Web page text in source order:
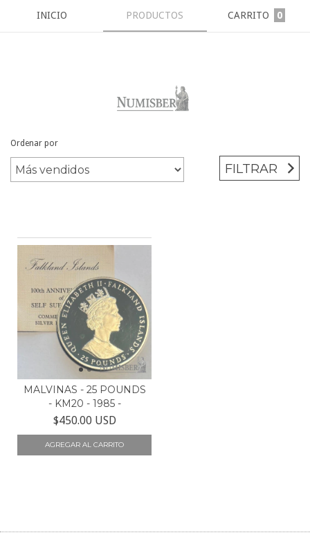
INICIO PRODUCTOS CARRITO 0
Inicio / MONEDAS
Ordenar por
FILTRAR
MALVINAS - 25 POUNDS
- KM20 - 1985 -
$450.00 USD